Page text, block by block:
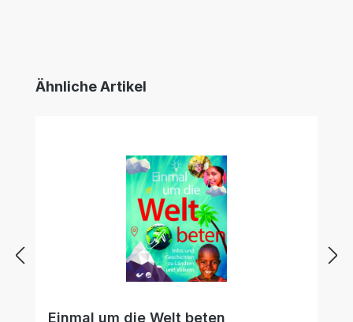
Produktgalerie überspringen
Ähnliche Artikel
Einmal um die Welt beten